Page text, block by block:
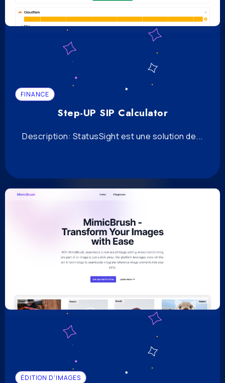
FINANCE
Step-UP SIP Calculator
Description: StatusSight est une solution de...
ÉDITION D'IMAGES